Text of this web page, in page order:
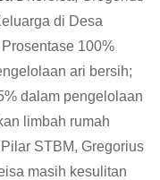
di Desa
100%
ari bersih;
dalam pengelolaan
limbah rumah
STBM, Gregorius
masih kesulitan